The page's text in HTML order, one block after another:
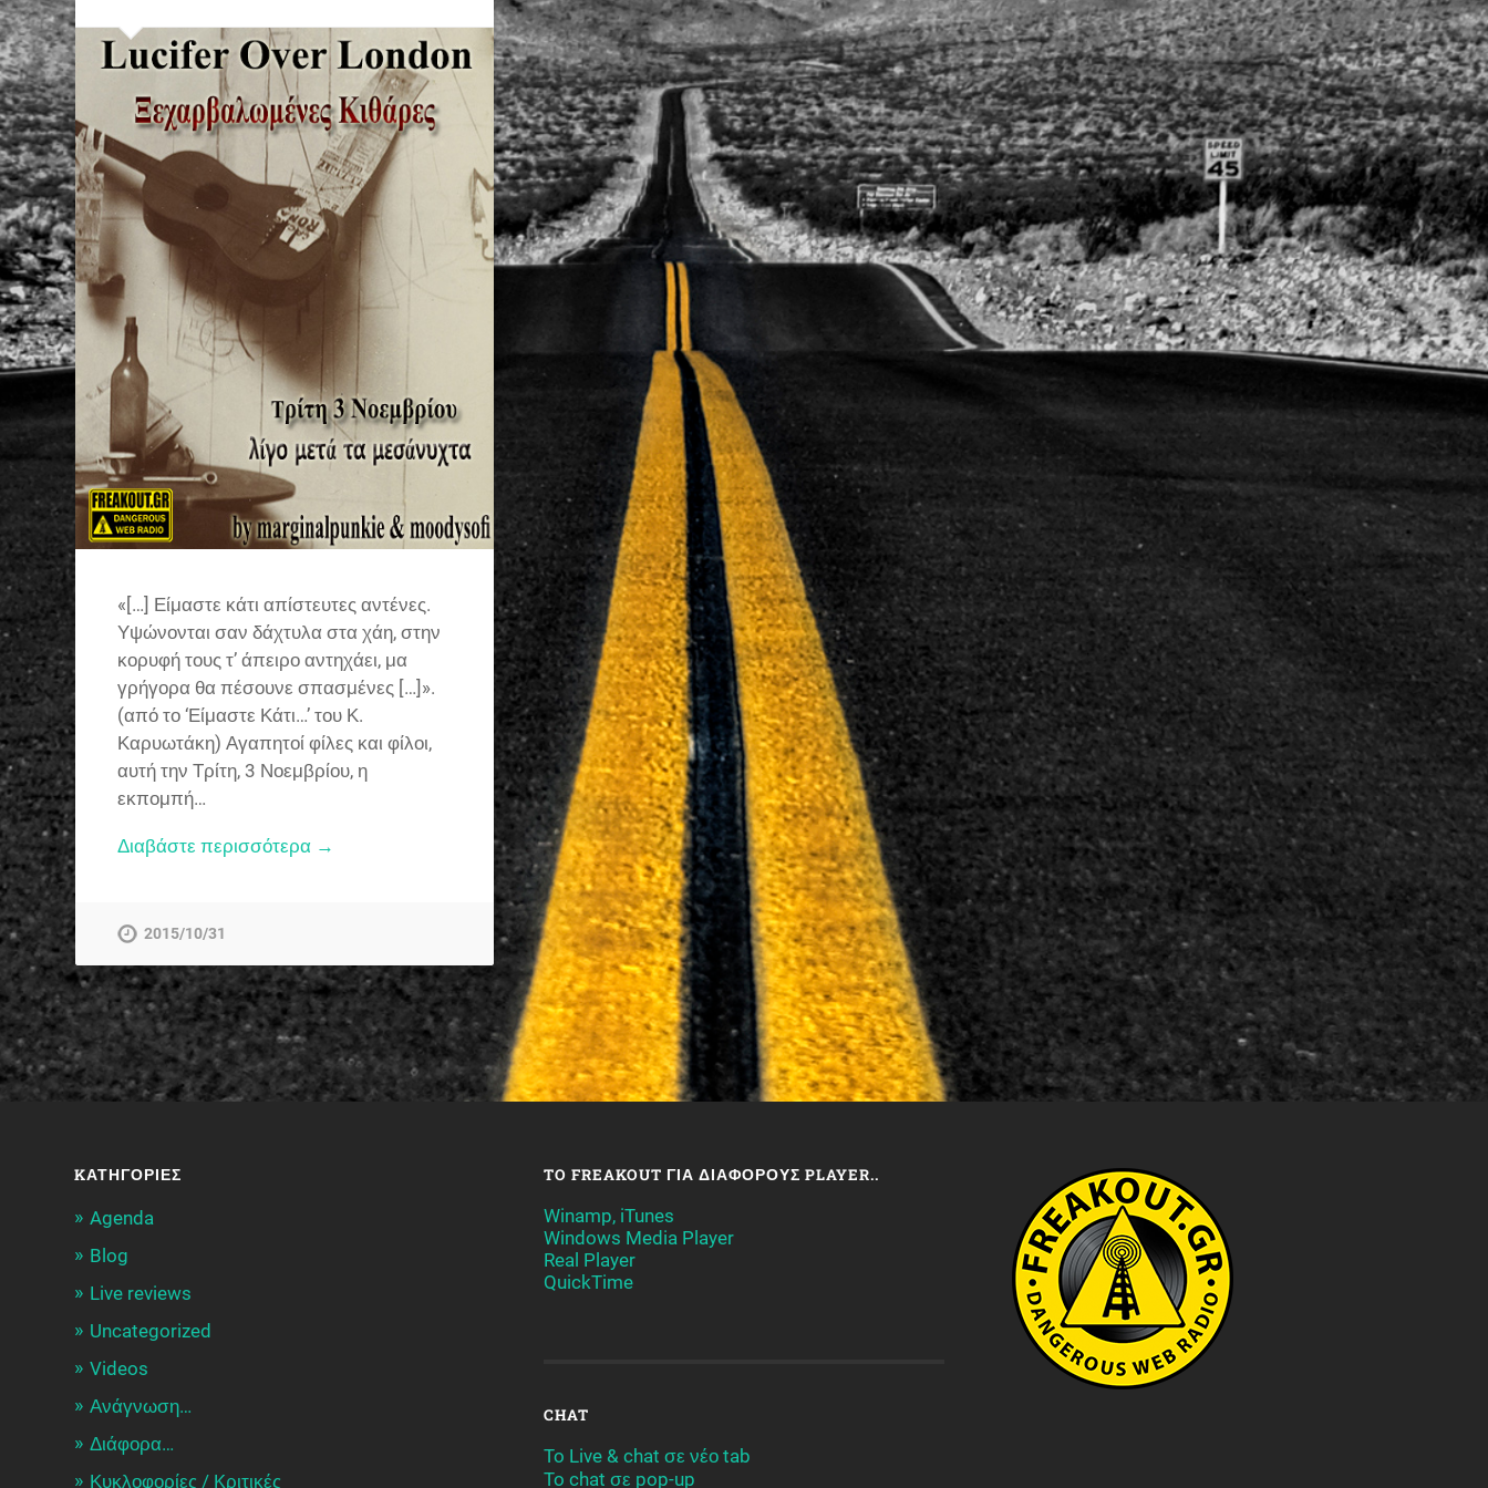
«[…] Είμαστε κάτι απίστευτες αντένες.
Υψώνονται σαν δάχτυλα στα χάη, στην
κορυφή τους τ’ άπειρο αντηχάει, μα
γρήγορα θα πέσουνε σπασμένες […]».
(από το ‘Είμαστε Κάτι…’ του Κ.
Καρυωτάκη) Αγαπητοί φίλες και φίλοι,
αυτή την Τρίτη, 3 Νοεμβρίου, η
εκπομπή…
Διαβάστε περισσότερα →
2015/10/31
KΑΤΗΓΟΡΊΕΣ
Agenda
Blog
Live reviews
Uncategorized
Videos
Ανάγνωση…
Διάφορα…
Κυκλοφορίες / Kριτικές
TO FREAKOUT ΓΙΑ ΔΙΆΦΟΡΟΥΣ PLAYER..
Winamp, iTunes
Windows Media Player
Real Player
QuickTime
CHAT
To Live & chat σε νέο tab
To chat σε pop-up